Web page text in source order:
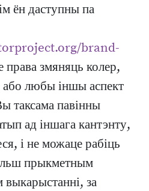
ён даступны па
brand-
змяняць колер,
любы іншы аспект
таксама павінны
ад іншага кантэнту,
і не можаце рабіць
прыкметным
за